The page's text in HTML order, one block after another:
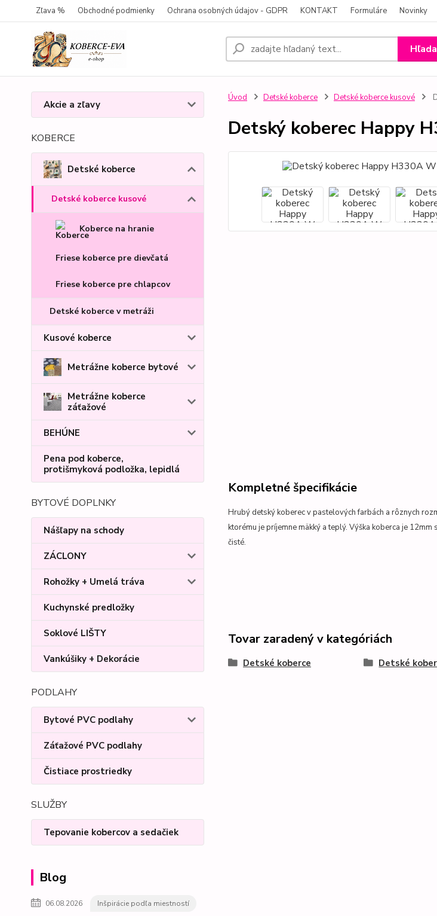
Zľava % Obchodné podmienky Ochrana osobných údajov - GDPR KONTAKT Formuláre Novinky
Akcie a zľavy
KOBERCE
Detské koberce
Detské koberce kusové
Koberce na hranie
Friese koberce pre dievčatá
Friese koberce pre chlapcov
Detské koberce v metráži
Kusové koberce
Metrážne koberce bytové
Metrážne koberce
záťažové
BEHÚNE
Pena pod koberce,
protišmyková podložka, lepidlá
BYTOVÉ DOPLNKY
Nášľapy na schody
ZÁCLONY
Rohožky + Umelá tráva
Kuchynské predložky
Soklové LIŠTY
Vankúšiky + Dekorácie
PODLAHY
Bytové PVC podlahy
Záťažové PVC podlahy
Čistiace prostriedky
SLUŽBY
Tepovanie kobercov a sedačiek
Blog
06.08.2026 Inšpirácie podľa miestností
Úvod Detské koberce Detské koberce kusové
Detský koberec Happy
Kompletné špecifikácie
Hrubý detský koberec v pastelovýchfarbách a rôznych
ktorému je príjemne mäkký a teplý. Výška koberca je
čisté.
Tovar zaradený v kategóriách
Detské koberce Detské